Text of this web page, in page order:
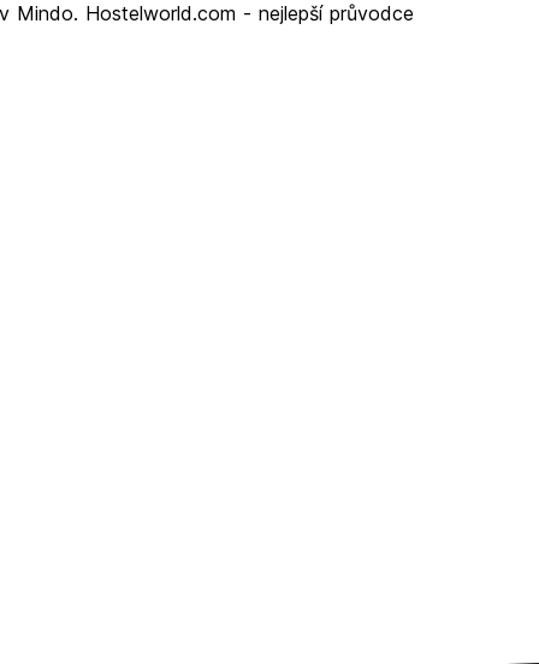
Hostelworld.com - nejlepší průvodce